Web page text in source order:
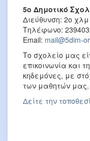
5ο Δημοτικό
Διεύθυνση: 2ο
Τηλέφωνο:
Email: mail@5dim-
Το σχολείο μας
επικοινωνία και
κηδεμόνες, με
των μαθητών μας.
Δείτε την